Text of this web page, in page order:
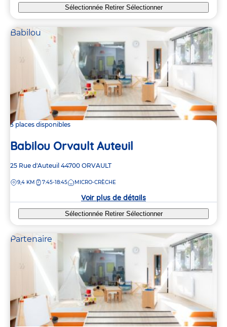
Sélectionnée Retirer Sélectionner
Babilou
3 places disponibles
Babilou Orvault Auteuil
Adresse
la
25 Rue d'Auteuil 44700 ORVAULT
DISTANCE
9,4 KM 7:45-18:45 MICRO-CRÈCHE
Voir plus de détails
Sélectionnée Retirer Sélectionner
Partenaire